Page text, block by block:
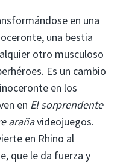
en una
una bestia
otro musculoso
Es un cambio
en los
en El sorprendente
arañavideojuegos.
en Rhino al
que le da fuerza y